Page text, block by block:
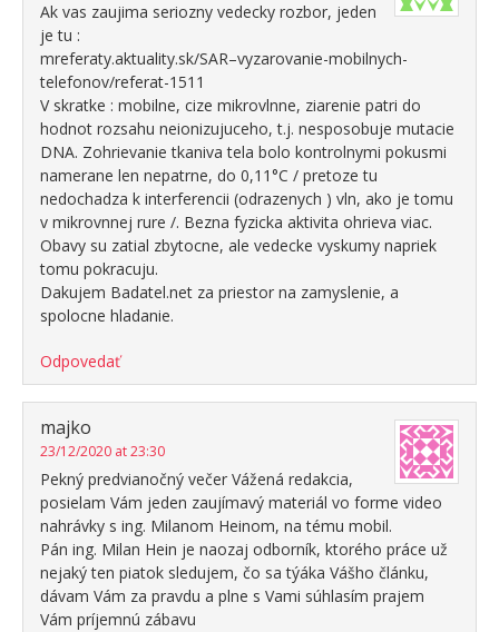
Ak vas zaujima seriozny vedecky rozbor, jeden
je tu :
mreferaty.aktuality.sk/SAR–vyzarovanie-mobilnych-
telefonov/referat-1511
V skratke : mobilne, cize mikrovlnne, ziarenie patri do
hodnot rozsahu neionizujuceho, t.j. nesposobuje mutacie
DNA. Zohrievanie tkaniva tela bolo kontrolnymi pokusmi
namerane len nepatrne, do 0,11°C / pretoze tu
nedochadza k interferencii (odrazenych ) vln, ako je tomu
v mikrovnnej rure /. Bezna fyzicka aktivita ohrieva viac.
Obavy su zatial zbytocne, ale vedecke vyskumy napriek
tomu pokracuju.
Dakujem Badatel.net za priestor na zamyslenie, a
spolocne hladanie.
Odpovedať
majko
23/12/2020 at 23:30
Pekný predvianočný večer Vážená redakcia,
posielam Vám jeden zaujímavý materiál vo forme video
nahrávky s ing. Milanom Heinom, na tému mobil.
Pán ing. Milan Hein je naozaj odborník, ktorého práce už
nejaký ten piatok sledujem, čo sa týáka Vášho článku,
dávam Vám za pravdu a plne s Vami súhlasím prajem
Vám príjemnú zábavu